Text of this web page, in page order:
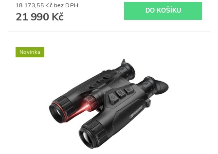
18 173,55 Kč bez DPH
21 990 Kč
Novinka